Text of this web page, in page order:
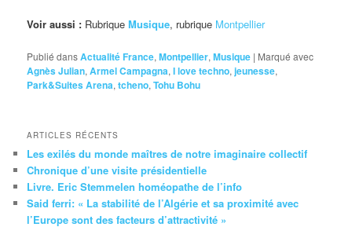
Voir aussi : RubriqueMusique, rubrique Montpellier
Publié dansActualité France,Montpellier,Musique | Marqué avec
Agnès Julian,Armel Campagna,I love techno,jeunesse,
Park&Suites Arena,tcheno,Tohu Bohu
ARTICLES RÉCENTS
Les exilés du monde maîtres de notre imaginaire collectif
Chronique d’une visite présidentielle
Livre. Eric Stemmelen homéopathe de l’info
Said ferri: « La stabilité de l’Algérie et sa proximité avec
l’Europe sont des facteurs d’attractivité »